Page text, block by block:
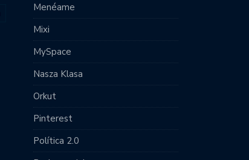
Menéame
Mixi
MySpace
Nasza Klasa
Orkut
Pinterest
Política 2.0